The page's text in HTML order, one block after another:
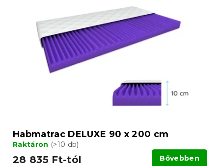
Habmatrac DELUXE 90 x 200 cm
Raktáron (>10 db)
28 835 Ft-tól Bővebben